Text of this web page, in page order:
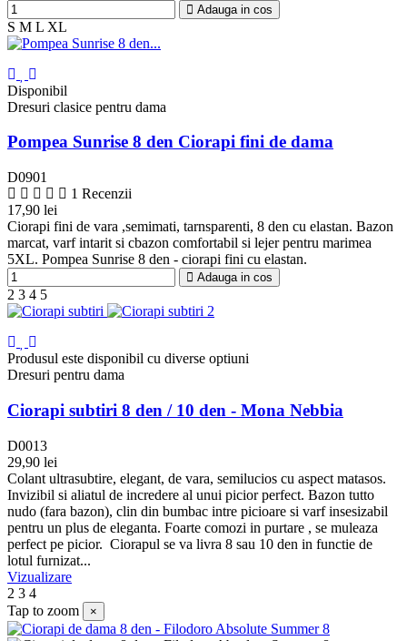
Adauga in cos
S M L XL
Disponibil
Dresuri clasice pentru dama
Pompea Sunrise 8 den Ciorapi fini de dama
D0901
1 Recenzii
17,90 lei
Negru
Perla
Bronze
Pompea
Playa
Pompea
Polvere
Dorata
Ciorapi fini de vara ,semimati, tarnsparenti, 8 den cu elastan. Bazon
marcat, varf intarit si cbazon comfortabil si lejer pentru marimea
5XL. Pompea Sunrise 8 den - ciorapi fini cu elastan.
Adauga in cos
2 3 4 5
Produsul este disponibil cu diverse optiuni
Dresuri pentru dama
Ciorapi subtiri 8 den / 10 den - Mona Nebbia
D0013
29,90 lei
Negru
Visone
Grigio
Nuciola
Colant ultrasubtire, elegant, de vara, semilucios cu aspect matasos.
Invizibil si aliatul de incredere al unui picior perfect. Bazon tutto
nudo (fara bazon), clin din bumbac intre picioare si varf insesizabil
pentru un plus de eleganta. Foarte comozi in purtare , se muleaza
perfect pe picior. Ciorapul se va livra 8 sau 10 den in functie de
lotul furnizat...
Vizualizare
2 3 4
Tap to zoom
×